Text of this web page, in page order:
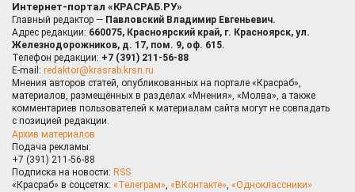
Интернет-портал «КРАСРАБ.РУ»
Главный редактор — Павловский Владимир Евгеньевич.
Адрес редакции: 660075, Красноярский край, г. Красноярск, ул.
Железнодорожников, д. 17, пом. 9, оф. 615.
Телефон редакции: +7 (391) 211-56-88
E-mail: redaktor@krasrab.krsn.ru
Мнения авторов статей, опубликованных на портале «Красраб»,
материалов, размещённых в разделах «Мнения», «Молва», а также
комментариев пользователей к материалам сайта могут не совпадать
с позицией редакции.
Архив материалов
Подача рекламы:
+7 (391) 211-56-88
Подписка на новости: RSS
«Красраб» в соцсетях: «Телеграм», «ВКонтакте», «Одноклассники»